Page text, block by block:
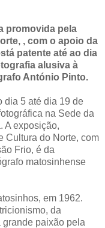
promovida pela
, com o apoio da
patente até ao dia
alusiva à
António Pinto.
dia 5 até dia 19 de
na Sede da
A exposição,
Cultura do Norte, com
Frio, é da
matosinhense
em 1962.
da
paixão pela